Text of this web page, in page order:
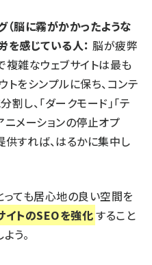
（脳に霧がかかったような
を感じている人： 脳が疲弊
複雑なウェブサイトは最も
トをシンプルに保ち、コンテ
し、「ダークモード」「テ
ニメーションの停止オプ
供すれば、はるかに集中し
っても居心地の良い空間を
イトのSEOを強化すること
う。